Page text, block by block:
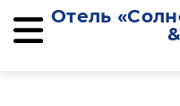
Отель